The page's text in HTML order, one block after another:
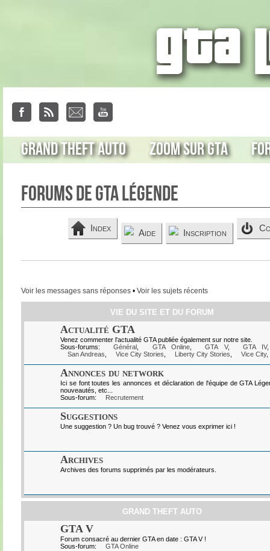
Grand Theft Auto Zoom sur GTA
Forums de GTA Légende
Index Aide Inscription
Voir les messages sans réponses• Voir les sujets récents
VIE DU SITE ET DU FORUM
Actualité GTA
Venez commenter l'actualité GTA publiée également sur notre site.
Sous-forums:
Général GTA Online, GTA V, GTA IV
San Andreas
Vice City Stories Liberty City Stories Vice City,
Annonces du network
Ici se font toutes les annonces et déclaration de l'équipe de GTA
nouveautés, etc...
Sous-forum:
Recrutement
Suggestions
Une suggestion ? Un bug trouvé ? Venez vous exprimer ici !
Archives
Archives des forums supprimés par les modérateurs.
GRAND THEFT AUTO
GTA V
Forum consacré au dernier GTA en date : GTA V !
Sous-forum:
GTA Online